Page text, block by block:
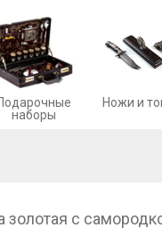
наборы
Ножи и
золотая с